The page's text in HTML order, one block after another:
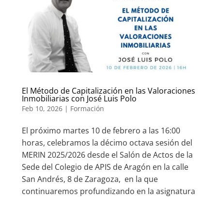
El Método de Capitalización en las Valoraciones
Inmobiliarias con José Luis Polo
Feb 10, 2026| Formación
El próximo martes 10 de febrero a las 16:00
horas, celebramos la décimo octava sesión del
MERIN 2025/2026 desde el Salón de Actos de la
Sede del Colegio de APIS de Aragón en la calle
San Andrés, 8 de Zaragoza, en la que
continuaremos profundizando en la asignatura